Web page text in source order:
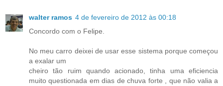
walter ramos 4 de fevereiro de 2012 às 00:18
Concordo com o Felipe.
No meu carro deixei de usar esse sistema porque começou
a exalar um
cheiro tão ruim quando acionado, tinha uma eficiencia
muito questionada em dias de chuva forte , que não valia a